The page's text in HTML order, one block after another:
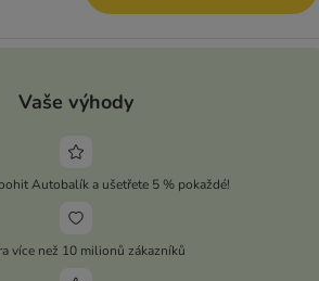
Vaše výhody
Autobalík a ušetřete 5 % pokaždé!
více než 10 milionů zákazníků